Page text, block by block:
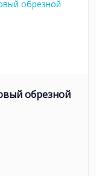
обрезной